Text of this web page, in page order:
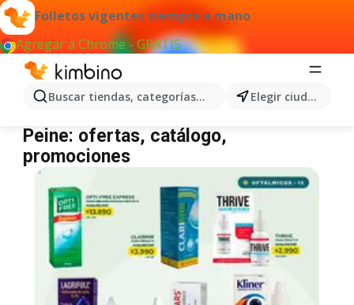
Folletos vigentes siempre a mano
Agregar a Chrome - GRATIS
Buscar tiendas, categorías, productos... Elegir ciudad
Peine
Peine: ofertas, catálogo,
promociones